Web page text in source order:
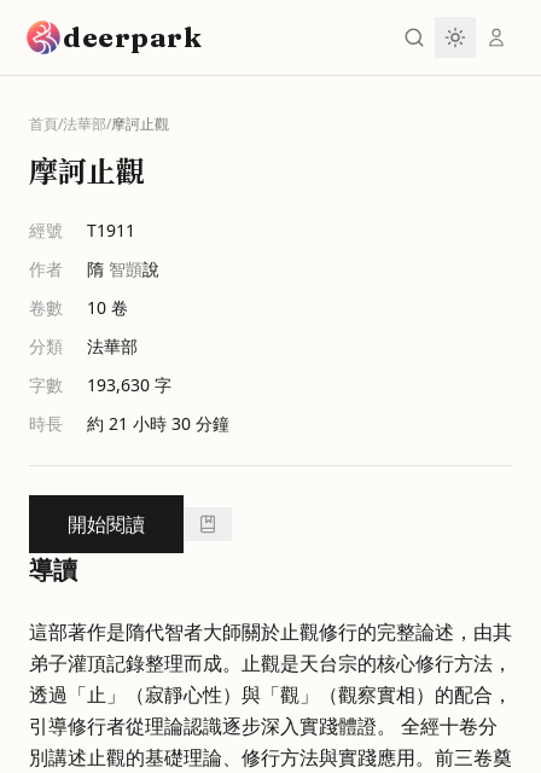
deerpark
首頁/法華部/摩訶止觀
摩訶止觀
經號
T1911
作者
隋 智顗說
卷數
10 卷
分類
法華部
字數
193,630 字
時長
約 21 小時 30 分鐘
開始閱讀
導讀
這部著作是隋代智者大師關於止觀修行的完整論述，由其
弟子灌頂記錄整理而成。止觀是天台宗的核心修行方法，
透過「止」（寂靜心性）與「觀」（觀察實相）的配合，
引導修行者從理論認識逐步深入實踐體證。 全經十卷分
別講述止觀的基礎理論、修行方法與實踐應用。前三卷奠